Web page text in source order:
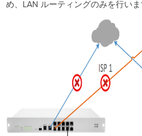
め、LAN ルーティングのみを行いま